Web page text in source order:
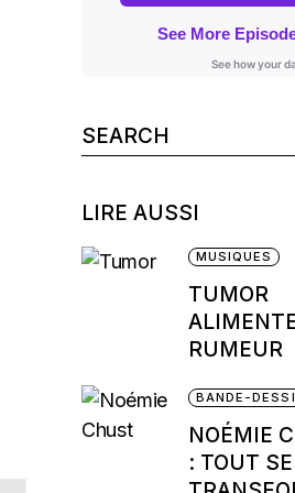
Search
for:
LIRE AUSSI
MUSIQUES
TUMOR
RUMEUR
BANDE-
NOÉMIE
: TOUT SE